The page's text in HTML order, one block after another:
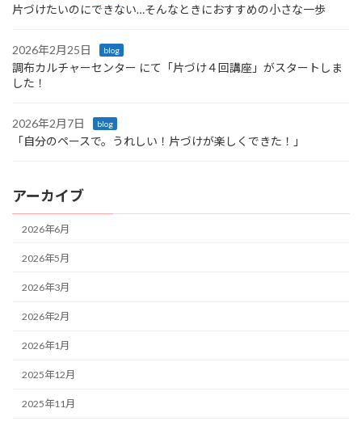
片づけたいのにできない…そんなときにおすすめの小さな一歩
2026年2月25日 blog
調布カルチャーセンター にて「片づけ４回講座」がスタートしま
した！
2026年2月7日 blog
「自分のペースで。うれしい！片づけが楽しくできた！」
アーカイブ
2026年6月
2026年5月
2026年3月
2026年2月
2026年1月
2025年12月
2025年11月